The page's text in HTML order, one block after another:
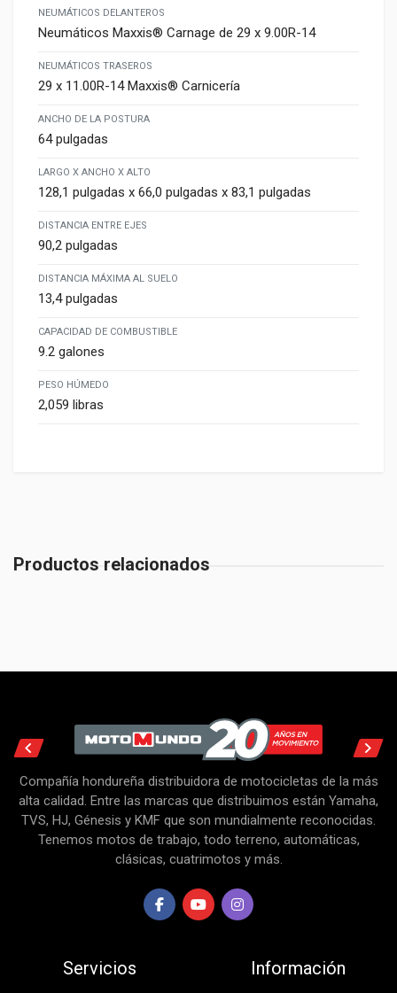
NEUMÁTICOS DELANTEROS
Neumáticos Maxxis® Carnage de 29 x 9.00R-14
NEUMÁTICOS TRASEROS
29 x 11.00R-14 Maxxis® Carnicería
ANCHO DE LA POSTURA
64 pulgadas
LARGO X ANCHO X ALTO
128,1 pulgadas x 66,0 pulgadas x 83,1 pulgadas
DISTANCIA ENTRE EJES
90,2 pulgadas
DISTANCIA MÁXIMA AL SUELO
13,4 pulgadas
CAPACIDAD DE COMBUSTIBLE
9.2 galones
PESO HÚMEDO
2,059 libras
Productos relacionados
Compañía hondureña distribuidora de motocicletas de la más
alta calidad. Entre las marcas que distribuimos están Yamaha,
TVS, HJ, Génesis y KMF que son mundialmente reconocidas.
Tenemos motos de trabajo, todo terreno, automáticas,
clásicas, cuatrimotos y más.
Servicios Información